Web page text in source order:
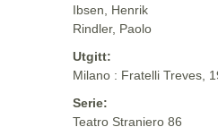
Ibsen, Henrik
Rindler, Paolo
Utgitt:
Milano : Fratelli Treves,
Serie:
Teatro Straniero 86